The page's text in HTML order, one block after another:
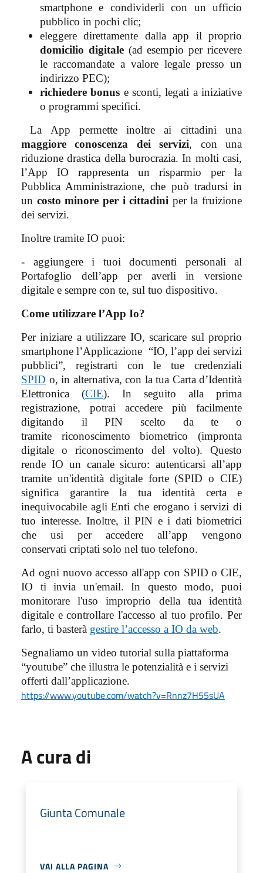
smartphone e condividerli con un ufficio
pubblico in pochi clic;
eleggere direttamente dalla app il proprio
domicilio digitale(ad esempio per ricevere
le raccomandate a valore legale presso un
indirizzo PEC);
richiedere bonus e sconti, legati a iniziative
o programmi specifici.
La App permette inoltre ai cittadini una
maggiore conoscenza dei servizi, con una
riduzione drastica della burocrazia. In molti casi,
l’App IO rappresenta un risparmio per la
Pubblica Amministrazione, che può tradursi in
un costo minore per i cittadini per la fruizione
dei servizi.
Inoltre tramite IO puoi:
- aggiungere i tuoi documenti personali al
Portafoglio dell’app per averli in versione
digitale e sempre con te, sul tuo dispositivo.
Come utilizzare l’App Io?
Per iniziare a utilizzare IO, scaricare sul proprio
smartphone l’Applicazione “IO, l’app dei servizi
pubblici”, registrarti con le tue credenziali
SPID o, in alternativa, con la tua Carta d’Identità
Elettronica (CIE). In seguito alla prima
registrazione, potrai accedere più facilmente
digitando il PIN scelto da te o
tramite riconoscimento biometrico (impronta
digitale o riconoscimento del volto). Questo
rende IO un canale sicuro: autenticarsi all’app
tramite un'identità digitale forte (SPID o CIE)
significa garantire la tua identità certa e
inequivocabile agli Enti che erogano i servizi di
tuo interesse. Inoltre, il PIN e i dati biometrici
che usi per accedere all’app vengono
conservati criptati solo nel tuo telefono.
Ad ogni nuovo accesso all'app con SPID o CIE,
IO ti invia un'email. In questo modo, puoi
monitorare l'uso improprio della tua identità
digitale e controllare l'accesso al tuo profilo. Per
farlo, ti basterà gestire l’accesso a IO da web.
Segnaliamo un video tutorial sulla piattaforma
“youtube” che illustra le potenzialità e i servizi
offerti dall’applicazione.
https://www.youtube.com/watch?v=Rnnz7H55sUA
A cura di
Giunta Comunale
VAI ALLA PAGINA